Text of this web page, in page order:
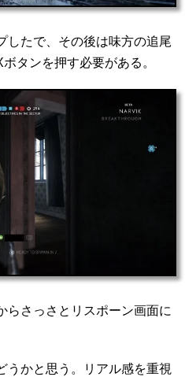
したで、その後は味方の追尾
タンを押す必要がある。
らさっさとリスポーン画面に
うかと思う。リアル感を重視